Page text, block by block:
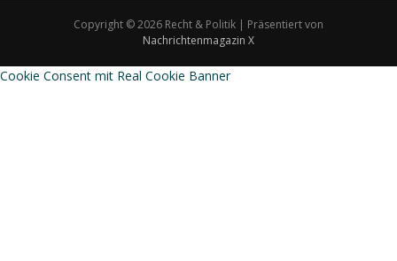
Copyright © 2026 Recht & Politik | Präsentiert von
Nachrichtenmagazin X
Cookie Consent mit Real Cookie Banner